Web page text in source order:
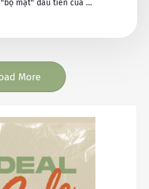
mặt" đầu tiên của …
More